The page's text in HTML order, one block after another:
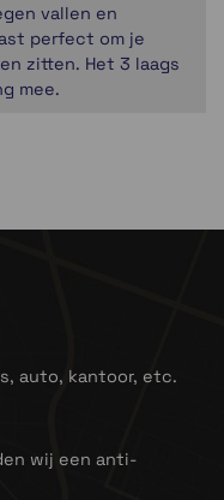
vallen en
perfect om je
zitten. Het 3 laags
mee.
1 seconde!
lock mechanisme
zitten. Plaats de
deze 90 graden
pad te gaan. SP
zodat jij
De hoesjes met
bevestiging.
auto, kantoor, etc.
wij een anti-